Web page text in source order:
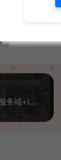
三网H5小游戏【破烂之王】最新整理WIN系服务端+Linux手工服务端+详细搭建教程